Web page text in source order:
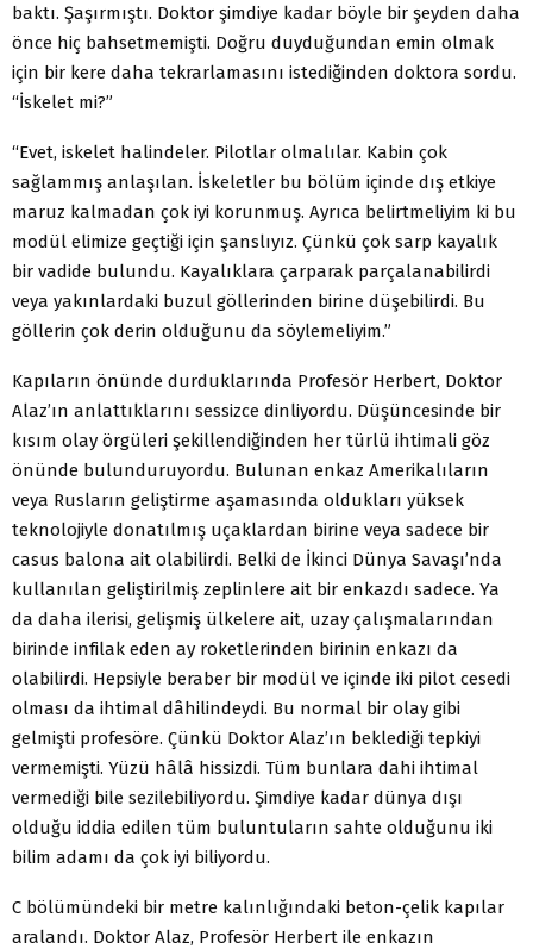
baktı. Şaşırmıştı. Doktor şimdiye kadar böyle bir şeyden daha
önce hiç bahsetmemişti. Doğru duyduğundan emin olmak
için bir kere daha tekrarlamasını istediğinden doktora sordu.
“İskelet mi?”
“Evet, iskelet halindeler. Pilotlar olmalılar. Kabin çok
sağlammış anlaşılan. İskeletler bu bölüm içinde dış etkiye
maruz kalmadan çok iyi korunmuş. Ayrıca belirtmeliyim ki bu
modül elimize geçtiği için şanslıyız. Çünkü çok sarp kayalık
bir vadide bulundu. Kayalıklara çarparak parçalanabilirdi
veya yakınlardaki buzul göllerinden birine düşebilirdi. Bu
göllerin çok derin olduğunu da söylemeliyim.”
Kapıların önünde durduklarında Profesör Herbert, Doktor
Alaz’ın anlattıklarını sessizce dinliyordu. Düşüncesinde bir
kısım olay örgüleri şekillendiğinden her türlü ihtimali göz
önünde bulunduruyordu. Bulunan enkaz Amerikalıların
veya Rusların geliştirme aşamasında oldukları yüksek
teknolojiyle donatılmış uçaklardan birine veya sadece bir
casus balona ait olabilirdi. Belki de İkinci Dünya Savaşı’nda
kullanılan geliştirilmiş zeplinlere ait bir enkazdı sadece. Ya
da daha ilerisi, gelişmiş ülkelere ait, uzay çalışmalarından
birinde infilak eden ay roketlerinden birinin enkazı da
olabilirdi. Hepsiyle beraber bir modül ve içinde iki pilot cesedi
olması da ihtimal dâhilindeydi. Bu normal bir olay gibi
gelmişti profesöre. Çünkü Doktor Alaz’ın beklediği tepkiyi
vermemişti. Yüzü hâlâ hissizdi. Tüm bunlara dahi ihtimal
vermediği bile sezilebiliyordu. Şimdiye kadar dünya dışı
olduğu iddia edilen tüm buluntuların sahte olduğunu iki
bilim adamı da çok iyi biliyordu.
C bölümündeki bir metre kalınlığındaki beton-çelik kapılar
aralandı. Doktor Alaz, Profesör Herbert ile enkazın